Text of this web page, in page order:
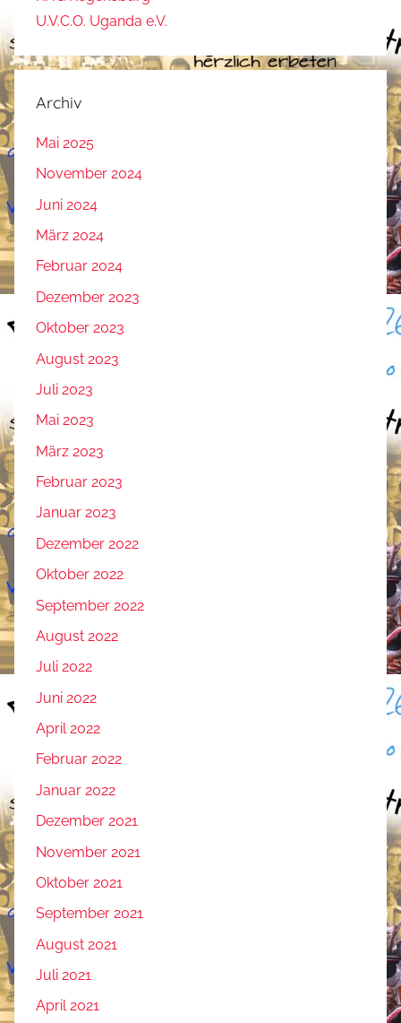
U.V.C.O. Uganda e.V.
Archiv
Mai 2025
November 2024
Juni 2024
März 2024
Februar 2024
Dezember 2023
Oktober 2023
August 2023
Juli 2023
Mai 2023
März 2023
Februar 2023
Januar 2023
Dezember 2022
Oktober 2022
September 2022
August 2022
Juli 2022
Juni 2022
April 2022
Februar 2022
Januar 2022
Dezember 2021
November 2021
Oktober 2021
September 2021
August 2021
Juli 2021
April 2021